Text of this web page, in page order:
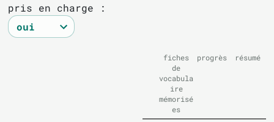
pris en charge :
fiches
de
vocabula
ire
mémorisé
es
progrès résumé